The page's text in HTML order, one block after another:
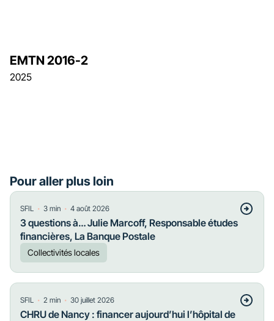
2025
EMTN 2016-2
Pour aller plus loin
SFIL ・ 3 min ・ 4 août 2026
3 questions à… Julie Marcoff, Responsable études
financières, La Banque Postale
Collectivités locales
SFIL ・ 2 min ・ 30 juillet 2026
CHRU de Nancy : financer aujourd’hui l’hôpital de